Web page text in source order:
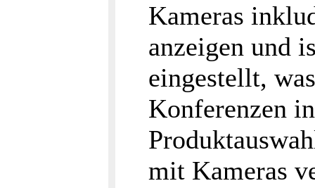
Kameras
anzeigen und
eingestellt,
Konferenzen
mit Kameras